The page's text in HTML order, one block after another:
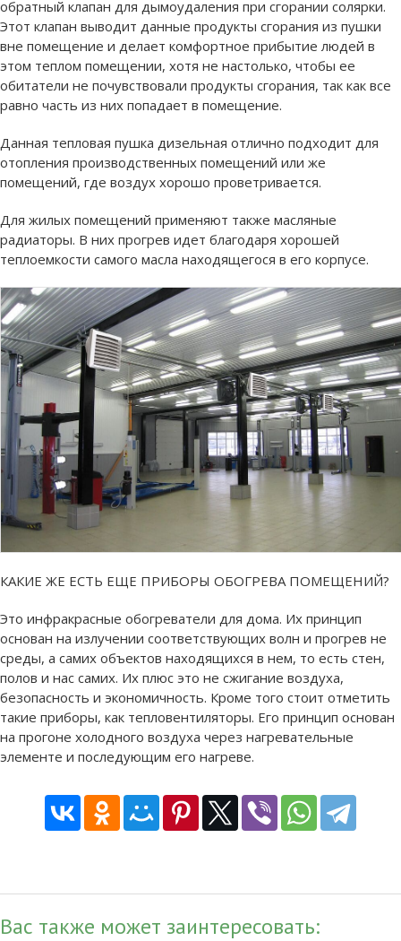
обратный клапан для дымоудаления при сгорании солярки.
Этот клапан выводит данные продукты сгорания из пушки
вне помещение и делает комфортное прибытие людей в
этом теплом помещении, хотя не настолько, чтобы ее
обитатели не почувствовали продукты сгорания, так как все
равно часть из них попадает в помещение.
Данная тепловая пушка дизельная отлично подходит для
отопления производственных помещений или же
помещений, где воздух хорошо проветривается.
Для жилых помещений применяют также масляные
радиаторы. В них прогрев идет благодаря хорошей
теплоемкости самого масла находящегося в его корпусе.
КАКИЕ ЖЕ ЕСТЬ ЕЩЕ ПРИБОРЫ ОБОГРЕВА ПОМЕЩЕНИЙ?
Это инфракрасные обогреватели для дома. Их принцип
основан на излучении соответствующих волн и прогрев не
среды, а самих объектов находящихся в нем, то есть стен,
полов и нас самих. Их плюс это не сжигание воздуха,
безопасность и экономичность. Кроме того стоит отметить
такие приборы, как тепловентиляторы. Его принцип основан
на прогоне холодного воздуха через нагревательные
элементе и последующим его нагреве.
Вас также может заинтересовать: